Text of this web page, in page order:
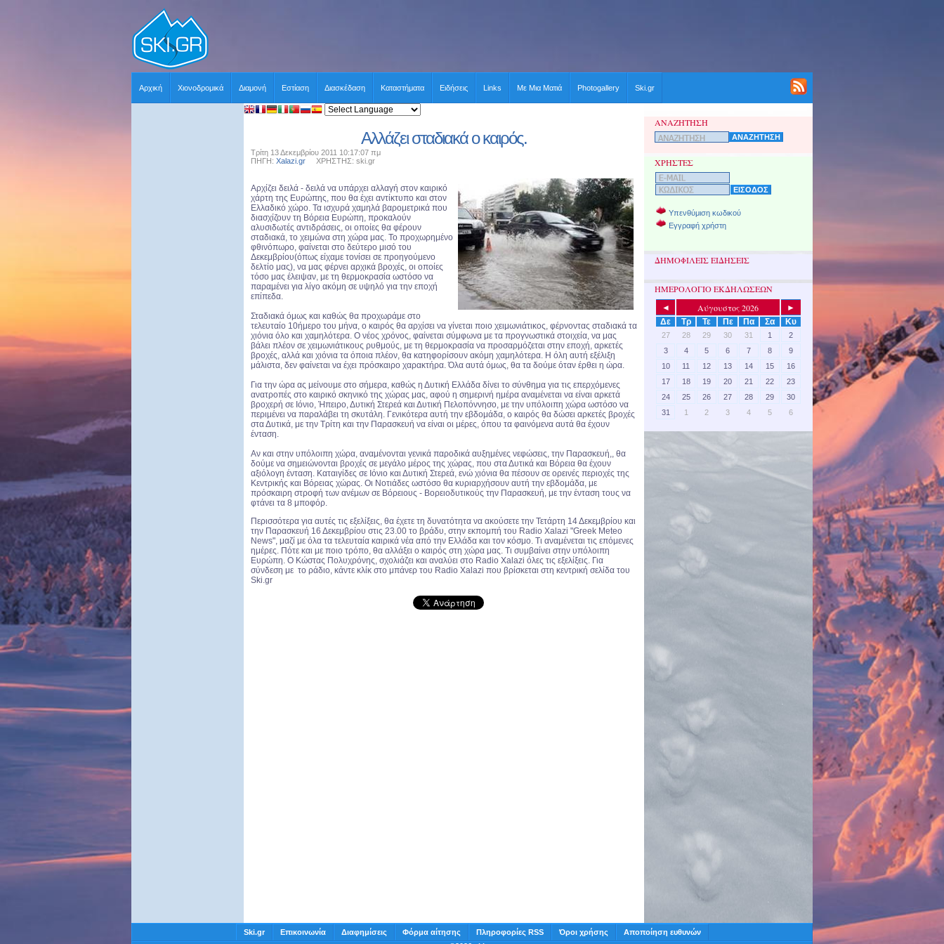
Αρχική Χιονοδρομικά Διαμονή Εστίαση Διασκέδαση Καταστήματα Ειδήσεις Links Με Μια Ματιά Photogallery Ski.gr
Αλλάζει σταδιακά ο καιρός.
Τρίτη 13 Δεκεμβρίου 2011 10:17:07 πμ
ΠΗΓΗ: Xalazi.gr ΧΡΗΣΤΗΣ: ski.gr
Αρχίζει δειλά - δειλά να υπάρχει αλλαγή στον καιρικό
χάρτη της Ευρώπης, που θα έχει αντίκτυπο και στον
Ελλαδικό χώρο. Τα ισχυρά χαμηλά βαρομετρικά που
διασχίζουν τη Βόρεια Ευρώπη, προκαλούν
αλυσιδωτές αντιδράσεις, οι οποίες θα φέρουν
σταδιακά, το χειμώνα στη χώρα μας. Το προχωρημένο
φθινόπωρο, φαίνεται στο δεύτερο μισό του
Δεκεμβρίου(όπως είχαμε τονίσει σε προηγούμενο
δελτίο μας), να μας φέρνει αρχικά βροχές, οι οποίες
τόσο μας έλειψαν, με τη θερμοκρασία ωστόσο να
παραμένει για λίγο ακόμη σε υψηλό για την εποχή
επίπεδα.
Σταδιακά όμως και καθώς θα προχωράμε στο
τελευταίο 10ήμερο του μήνα, ο καιρός θα αρχίσει να γίνεται ποιο χειμωνιάτικος, φέρνοντας σταδιακά τα
χιόνια όλο και χαμηλότερα. Ο νέος χρόνος, φαίνεται σύμφωνα με τα προγνωστικά στοιχεία, να μας
βάλει πλέον σε χειμωνιάτικους ρυθμούς, με τη θερμοκρασία να προσαρμόζεται στην εποχή, αρκετές
βροχές, αλλά και χιόνια τα όποια πλέον, θα κατηφορίσουν ακόμη χαμηλότερα. Η όλη αυτή εξέλιξη
μάλιστα, δεν φαίνεται να έχει πρόσκαιρο χαρακτήρα. Όλα αυτά όμως, θα τα δούμε όταν έρθει η ώρα.
Για την ώρα ας μείνουμε στο σήμερα, καθώς η Δυτική Ελλάδα δίνει το σύνθημα για τις επερχόμενες
ανατροπές στο καιρικό σκηνικό της χώρας μας, αφού η σημερινή ημέρα αναμένεται να είναι αρκετά
βροχερή σε Ιόνιο, Ήπειρο, Δυτική Στερεά και Δυτική Πελοπόννησο, με την υπόλοιπη χώρα ωστόσο να
περιμένει να παραλάβει τη σκυτάλη. Γενικότερα αυτή την εβδομάδα, ο καιρός θα δώσει αρκετές βροχές
στα Δυτικά, με την Τρίτη και την Παρασκευή να είναι οι μέρες, όπου τα φαινόμενα αυτά θα έχουν
ένταση.
Αν και στην υπόλοιπη χώρα, αναμένονται γενικά παροδικά αυξημένες νεφώσεις, την Παρασκευή,, θα
δούμε να σημειώνονται βροχές σε μεγάλο μέρος της χώρας, που στα Δυτικά και Βόρεια θα έχουν
αξιόλογη ένταση. Καταιγίδες σε Ιόνιο και Δυτική Στερεά, ενώ χιόνια θα πέσουν σε ορεινές περιοχές της
Κεντρικής και Βόρειας χώρας. Οι Νοτιάδες ωστόσο θα κυριαρχήσουν αυτή την εβδομάδα, με
πρόσκαιρη στροφή των ανέμων σε Βόρειους - Βορειοδυτικούς την Παρασκευή, με την ένταση τους να
φτάνει τα 8 μποφόρ.
Περισσότερα για αυτές τις εξελίξεις, θα έχετε τη δυνατότητα να ακούσετε την Τετάρτη 14 Δεκεμβρίου και
την Παρασκευή 16 Δεκεμβρίου στις 23.00 το βράδυ, στην εκπομπή του Radio Xalazi "Greek Meteo
News", μαζί με όλα τα τελευταία καιρικά νέα από την Ελλάδα και τον κόσμο. Τι αναμένεται τις επόμενες
ημέρες. Πότε και με ποιο τρόπο, θα αλλάξει ο καιρός στη χώρα μας. Τι συμβαίνει στην υπόλοιπη
Ευρώπη. Ο Κώστας Πολυχρόνης, σχολιάζει και αναλύει στο Radio Xalazi όλες τις εξελίξεις. Για
σύνδεση με το ράδιο, κάντε κλίκ στο μπάνερ του Radio Xalazi που βρίσκεται στη κεντρική σελίδα του
Ski.gr
ΑΝΑΖΗΤΗΣΗ
ΧΡΗΣΤΕΣ
Υπενθύμιση κωδικού
Εγγραφή χρήστη
ΔΗΜΟΦΙΛΕΙΣ ΕΙΔΗΣΕΙΣ
ΗΜΕΡΟΛΟΓΙΟ ΕΚΔΗΛΩΣΕΩΝ
◄ Αύγουστος 2026
►
Δε
Τρ Τε Πε Πα Σα Κυ
27 28 29 30 31 1
2
3
4 5 6 7 8
9
10
11 12 13 14 15
16
17
18 19 20 21 22
23
24
25 26 27 28 29
30
31
1 2 3 4 5 6
Ski.gr Επικοινωνία Διαφημίσεις Φόρμα αίτησης Πληροφορίες RSS Όροι χρήσης
Αποποίηση ευθυνών